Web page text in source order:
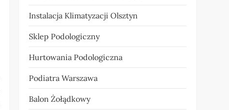
Instalacja Klimatyzacji Olsztyn
Sklep Podologiczny
Hurtowania Podologiczna
Podiatra Warszawa
Balon Żołądkowy